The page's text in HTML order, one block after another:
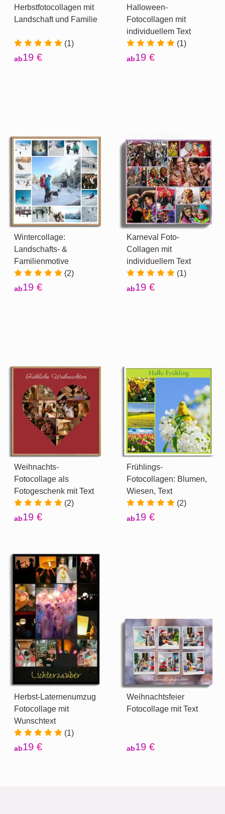
Herbstfotocollagen mit
Landschaft und Familie
(1)
ab19 €
Halloween-
Fotocollagen mit
individuellem Text
(1)
ab19 €
Wintercollage:
Landschafts- &
Familienmotive
(2)
ab19 €
Karneval Foto-
Collagen mit
individuellem Text
(1)
ab19 €
Weihnachts-
Fotocollage als
Fotogeschenk mit Text
(2)
ab19 €
Frühlings-
Fotocollagen: Blumen,
Wiesen, Text
(2)
ab19 €
Herbst-Laternenumzug
Fotocollage mit
Wunschtext
(1)
ab19 €
Weihnachtsfeier
Fotocollage mit Text
ab19 €